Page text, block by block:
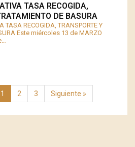
TASA RECOGIDA,
DE BASURA
TASA RECOGIDA, TRANSPORTE Y
Este miércoles 13 de MARZO
1 2 3 Siguiente »